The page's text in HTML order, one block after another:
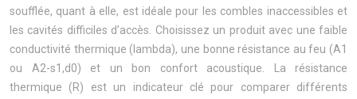
soufflée, quant à elle, est idéale pour les combles inaccessibles et
les cavités difficiles d’accès. Choisissez un produit avec une faible
conductivité thermique (lambda), une bonne résistance au feu (A1
ou A2-s1,d0) et un bon confort acoustique. La résistance
thermique (R) est un indicateur clé pour comparer différents